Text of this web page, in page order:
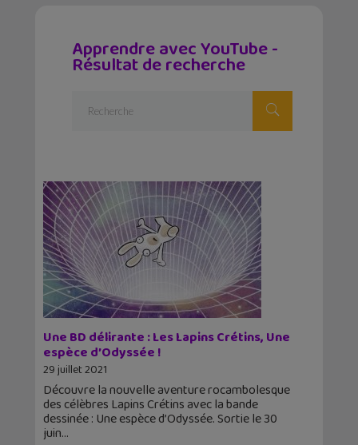
Apprendre avec YouTube -
Résultat de recherche
Une BD délirante : Les Lapins Crétins, Une
espèce d’Odyssée !
29 juillet 2021
Découvre la nouvelle aventure rocambolesque
des célèbres Lapins Crétins avec la bande
dessinée : Une espèce d’Odyssée. Sortie le 30
juin